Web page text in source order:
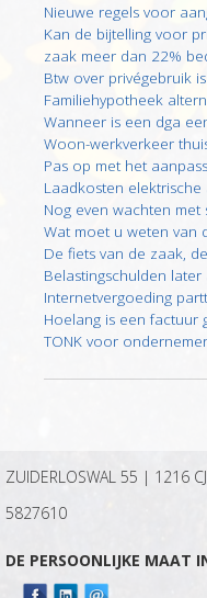
Nieuwe regels voor
Kan de bijtelling voor
zaak meer dan 22%
Btw over privégebruik
Familiehypotheek
Wanneer is een dga
Woon-werkverkeer
Pas op met het
Laadkosten
Nog even wachten met
Wat moet u weten van
De fiets van de zaak,
Belastingschulden later
Internetvergoeding
Hoelang is een factuur
TONK voor
ZUIDERLOSWAL 55 | 1216
5827610
DE PERSOONLIJKE MAAT